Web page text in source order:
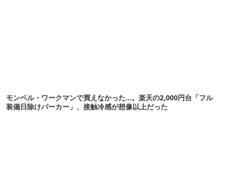
モンベル・ワークマンで買えなかった…。楽天の2,000円台「フル
装備日除けパーカー」、接触冷感が想像以上だった